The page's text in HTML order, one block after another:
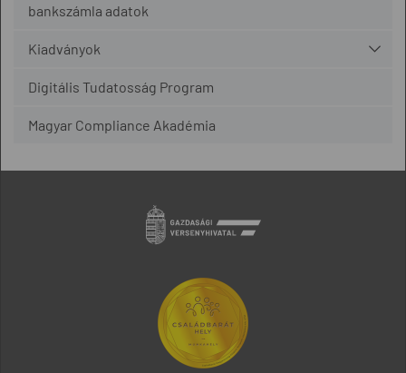
bankszámla adatok
Kiadványok
Digitális Tudatosság Program
Magyar Compliance Akadémia